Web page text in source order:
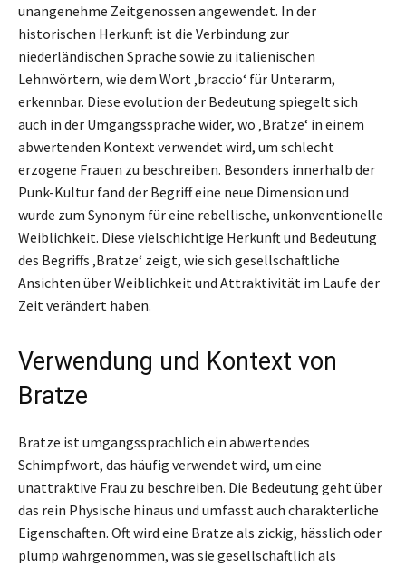
unangenehme Zeitgenossen angewendet. In der
historischen Herkunft ist die Verbindung zur
niederländischen Sprache sowie zu italienischen
Lehnwörtern, wie dem Wort ‚braccio‘ für Unterarm,
erkennbar. Diese evolution der Bedeutung spiegelt sich
auch in der Umgangssprache wider, wo ‚Bratze‘ in einem
abwertenden Kontext verwendet wird, um schlecht
erzogene Frauen zu beschreiben. Besonders innerhalb der
Punk-Kultur fand der Begriff eine neue Dimension und
wurde zum Synonym für eine rebellische, unkonventionelle
Weiblichkeit. Diese vielschichtige Herkunft und Bedeutung
des Begriffs ‚Bratze‘ zeigt, wie sich gesellschaftliche
Ansichten über Weiblichkeit und Attraktivität im Laufe der
Zeit verändert haben.
Verwendung und Kontext von
Bratze
Bratze ist umgangssprachlich ein abwertendes
Schimpfwort, das häufig verwendet wird, um eine
unattraktive Frau zu beschreiben. Die Bedeutung geht über
das rein Physische hinaus und umfasst auch charakterliche
Eigenschaften. Oft wird eine Bratze als zickig, hässlich oder
plump wahrgenommen, was sie gesellschaftlich als